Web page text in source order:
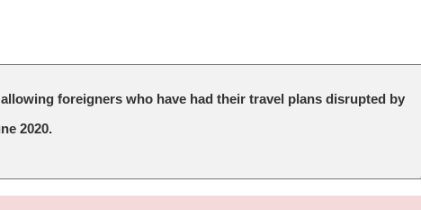
foreigners who have had their travel plans disrupted by
2020.